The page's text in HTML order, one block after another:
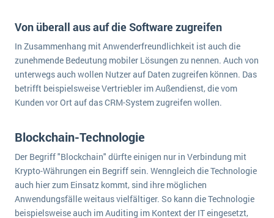
Vermietung
Versorgung
MEHR ÜBER ERP-SOFTWARE
ERP News
SAP übernimmt Reltio für eine bessere
Datenintegration
Die „SaaSpocalypse“: Was ist das und was bedeutet es für die Zukunft von Unternehmenssoftware?
Von überall aus auf die Software zugreifen
In Zusammenhang mit Anwenderfreundlichkeit ist auch die
zunehmende Bedeutung mobiler Lösungen zu nennen. Auch von
unterwegs auch wollen Nutzer auf Daten zugreifen können. Das
betrifft beispielsweise Vertriebler im Außendienst, die vom
Kunden vor Ort auf das CRM-System zugreifen wollen.
Blockchain-Technologie
Der Begriff "Blockchain" dürfte einigen nur in Verbindung mit
Krypto-Währungen ein Begriff sein. Wenngleich die Technologie
auch hier zum Einsatz kommt, sind ihre möglichen
Anwendungsfälle weitaus vielfältiger. So kann die Technologie
beispielsweise auch im Auditing im Kontext der IT eingesetzt,